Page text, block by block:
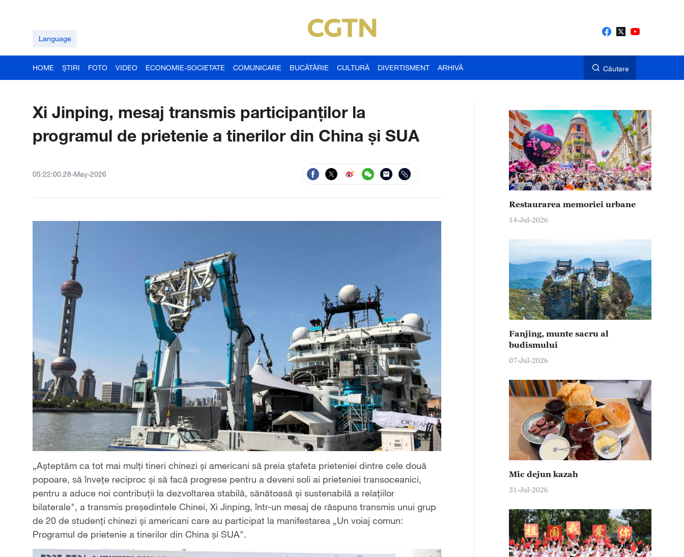
Language
HOME ȘTIRI FOTO VIDEO ECONOMIE-SOCIETATE COMUNICARE BUCĂTĂRIE CULTURĂ DIVERTISMENT ARHIVĂ Căutare
Xi Jinping, mesaj transmis participanților la
programul de prietenie a tinerilor din China și SUA
05:22:00,28-May-2026
„Așteptăm ca tot mai mulți tineri chinezi și americani să preia ștafeta prieteniei dintre cele două
popoare, să învețe reciproc și să facă progrese pentru a deveni soli ai prieteniei transoceanici,
pentru a aduce noi contribuții la dezvoltarea stabilă, sănătoasă și sustenabilă a relațiilor
bilaterale", a transmis președintele Chinei, Xi Jinping, într-un mesaj de răspuns transmis unui grup
de 20 de studenți chinezi și americani care au participat la manifestarea „Un voiaj comun:
Programul de prietenie a tinerilor din China și SUA".
Restaurarea memoriei urbane
14-Jul-2026
Fanjing, munte sacru al
budismului
07-Jul-2026
Mic dejun kazah
31-Jul-2026